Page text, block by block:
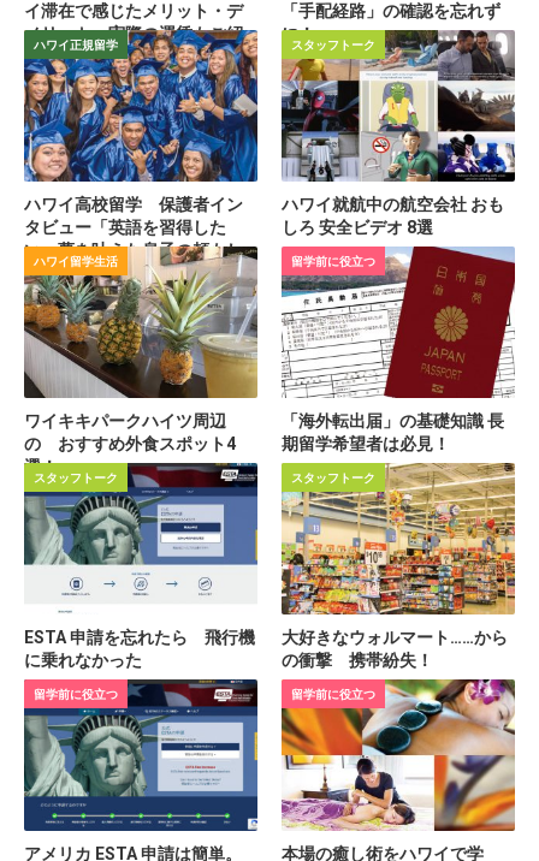
イ滞在で感じたメリット・デ
メリット 実際の運賃もご紹
介
「手配経路」の確認を忘れず
に！
ハワイ正規留学
ハワイ高校留学 保護者イン
タビュー「英語を習得した
い」夢を叶えた息子の頼もし
い成長
スタッフトーク
ハワイ就航中の航空会社 おも
しろ 安全ビデオ 8選
ハワイ留学生活
ワイキキパークハイツ周辺
の おすすめ外食スポット4
選！
留学前に役立つ
「海外転出届」の基礎知識 長
期留学希望者は必見！
スタッフトーク
ESTA 申請を忘れたら 飛行機
に乗れなかった
スタッフトーク
大好きなウォルマート……から
の衝撃 携帯紛失！
留学前に役立つ
アメリカ ESTA 申請は簡単。
留学前に役立つ
本場の癒し術をハワイで学